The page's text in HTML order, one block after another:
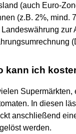
(auch Euro-
(z.B. 2%, mind.
zur
kann ich
In diesen
anschließend
werden.